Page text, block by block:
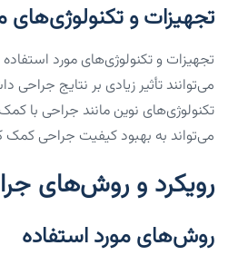
تجهیزات و تکنولوژی‌های
تجهیزات و تکنولوژی‌های مورد
می‌توانند تأثیر زیادی بر نتایج جراحی
تکنولوژی‌های نوین مانند جراحی با
می‌تواند به بهبود کیفیت جراحی کمک
رویکرد و روش‌های
روش‌های مورد استفاده